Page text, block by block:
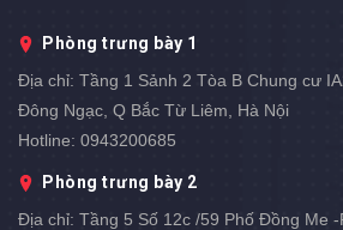
Phòng trưng bày 1
Địa chỉ: Tầng 1 Sảnh 2 Tòa B Chung cư
Đông Ngạc, Q Bắc Từ Liêm, Hà Nội
Hotline: 0943200685
Phòng trưng bày 2
Địa chỉ: Tầng 5 Số 12c /59 Phố Đồng Me